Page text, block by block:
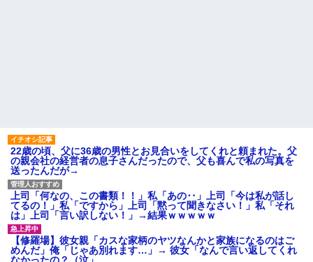
【GIF】JSのカンチョーワロ
タ
後続車にクラクションを鳴ら
され彼氏が逆切れ。「何クラク
ション鳴らしてんだ！降りてこ
いよ！」と怒鳴りだし...
【衝撃】報酬100万円超の治験
募集がこちらｗｗｗｗｗ(※画像
あり)
【ネット騒然】惨殺されたタ
ワマン頂き女子のこの動画、す
22歳の頃、父に36歳の男性とお見合いをしてくれと頼まれた。父
の親会社の経営者の息子さんだったので、父も喜んで私の写真を
送ったんだが→
上司「何なの、この書類！！」私「あの‥」上司「今は私が話し
てるの！」私「ですから」上司「黙って聞きなさい！」私「それ
は」上司「言い訳しない！」→結果ｗｗｗｗｗ
【修羅場】彼女親「カスな家柄のヤツなんかと家族になるのはご
めんだ」俺「じゃあ別れます…」→ 彼女「なんで言い返してくれ